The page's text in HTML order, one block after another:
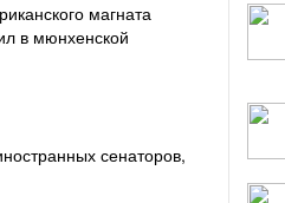
магната
в мюнхенской
сенаторов,